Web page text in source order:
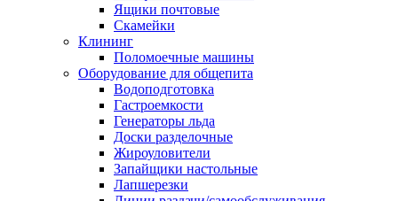
Ящики почтовые
Скамейки
Клининг
Поломоечные машины
Оборудование для общепита
Водоподготовка
Гастроемкости
Генераторы льда
Доски разделочные
Жироуловители
Запайщики настольные
Лапшерезки